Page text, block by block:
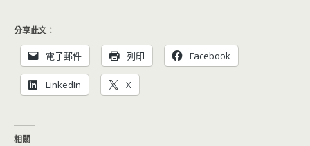
分享此文：
電子郵件 列印 Facebook
LinkedIn X
相關